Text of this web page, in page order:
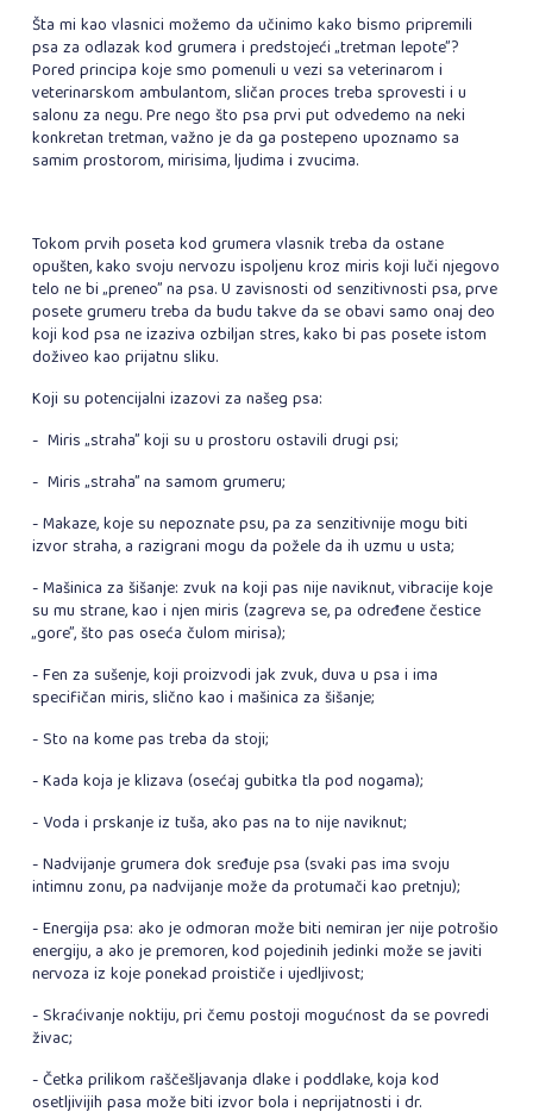
Šta mi kao vlasnici možemo da učinimo kako bismo pripremili
psa za odlazak kod grumera i predstojeći „tretman lepote”?
Pored principa koje smo pomenuli u vezi sa veterinarom i
veterinarskom ambulantom, sličan proces treba sprovesti i u
salonu za negu. Pre nego što psa prvi put odvedemo na neki
konkretan tretman, važno je da ga postepeno upoznamo sa
samim prostorom, mirisima, ljudima i zvucima.
Tokom prvih poseta kod grumera vlasnik treba da ostane
opušten, kako svoju nervozu ispoljenu kroz miris koji luči njegovo
telo ne bi „preneo” na psa. U zavisnosti od senzitivnosti psa, prve
posete grumeru treba da budu takve da se obavi samo onaj deo
koji kod psa ne izaziva ozbiljan stres, kako bi pas posete istom
doživeo kao prijatnu sliku.
Koji su potencijalni izazovi za našeg psa:
- Miris „straha” koji su u prostoru ostavili drugi psi;
- Miris „straha” na samom grumeru;
- Makaze, koje su nepoznate psu, pa za senzitivnije mogu biti
izvor straha, a razigrani mogu da požele da ih uzmu u usta;
- Mašinica za šišanje: zvuk na koji pas nije naviknut, vibracije koje
su mu strane, kao i njen miris (zagreva se, pa određene čestice
„gore”, što pas oseća čulom mirisa);
- Fen za sušenje, koji proizvodi jak zvuk, duva u psa i ima
specifičan miris, slično kao i mašinica za šišanje;
- Sto na kome pas treba da stoji;
- Kada koja je klizava (osećaj gubitka tla pod nogama);
- Voda i prskanje iz tuša, ako pas na to nije naviknut;
- Nadvijanje grumera dok sređuje psa (svaki pas ima svoju
intimnu zonu, pa nadvijanje može da protumači kao pretnju);
- Energija psa: ako je odmoran može biti nemiran jer nije potrošio
energiju, a ako je premoren, kod pojedinih jedinki može se javiti
nervoza iz koje ponekad proističe i ujedljivost;
- Skraćivanje noktiju, pri čemu postoji mogućnost da se povredi
živac;
- Četka prilikom raščešljavanja dlake i poddlake, koja kod
osetljivijih pasa može biti izvor bola i neprijatnosti i dr.